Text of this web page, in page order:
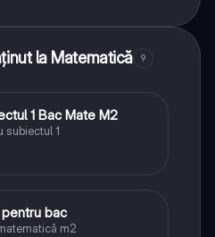
la Matematică 9
1 Bac Mate M2
subiectul 1
bac
m2